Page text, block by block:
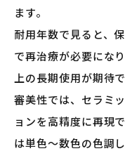
ます。
耐用年数で見ると、
で再治療が必要にな
上の長期使用が期待
審美性では、セラミ
ョンを高精度に再現
は単色〜数色の色調